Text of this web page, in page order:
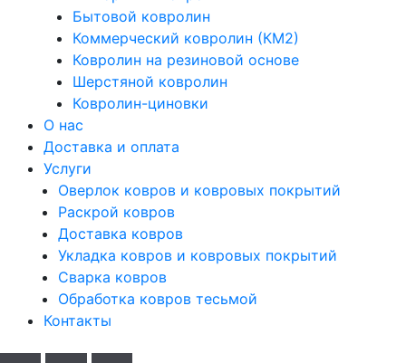
Бытовой ковролин
Коммерческий ковролин (КМ2)
Ковролин на резиновой основе
Шерстяной ковролин
Ковролин-циновки
О нас
Доставка и оплата
Услуги
Оверлок ковров и ковровых покрытий
Раскрой ковров
Доставка ковров
Укладка ковров и ковровых покрытий
Сварка ковров
Обработка ковров тесьмой
Контакты